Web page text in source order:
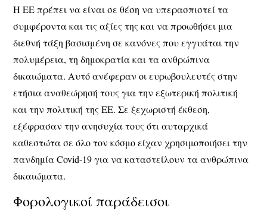
Η ΕΕ πρέπει να είναι σε θέση να υπερασπιστεί τα
συμφέροντα και τις αξίες της και να προωθήσει μια
διεθνή τάξη βασισμένη σε κανόνες που εγγυάται την
πολυμέρεια, τη δημοκρατία και τα ανθρώπινα
δικαιώματα. Αυτό ανέφεραν οι ευρωβουλευτές στην
ετήσια αναθεώρησή τους για την εξωτερική πολιτική
και την πολιτική της ΕΕ. Σε ξεχωριστή έκθεση,
εξέφρασαν την ανησυχία τους ότι αυταρχικά
καθεστώτα σε όλο τον κόσμο είχαν χρησιμοποιήσει την
πανδημία Covid-19 για να καταστείλουν τα ανθρώπινα
δικαιώματα.
Φορολογικοί παράδεισοι